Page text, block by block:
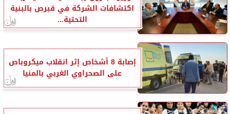
اكتشافات الشركة في قبرص بالبنية
التحتية...
إصابة 8 أشخاص إثر انقلاب ميكروباص
على الصحراوي الغربي بالمنيا